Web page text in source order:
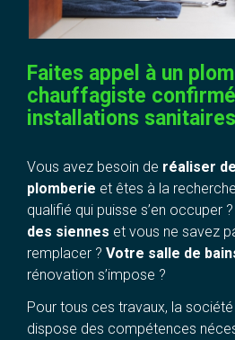
Faites appel à un
chauffagiste
installations sanitaires
Vous avez besoin de réaliser
plomberie et êtes à la
qualifié qui puisse s’en occuper ?
des siennes et vous ne savez
remplacer ? Votre salle de
rénovation s’impose ?
Pour tous ces travaux, la
dispose des compétences